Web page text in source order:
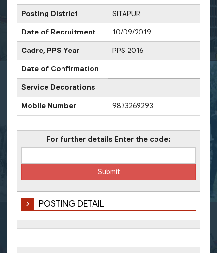
Posting District SITAPUR
Date of Recruitment 10/09/2019
Cadre, PPS Year PPS 2016
Date of Confirmation
Service Decorations
Mobile Number 9873269293
For further details Enter the code:
POSTING DETAIL